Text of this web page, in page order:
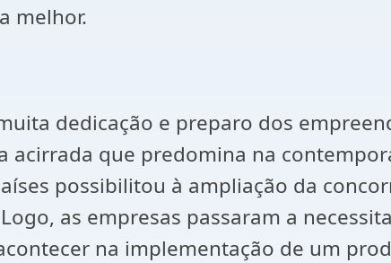
melhor.
dedicação e preparo dos
acirrada que predomina na
possibilitou à ampliação da
as empresas passaram a
na implementação de um